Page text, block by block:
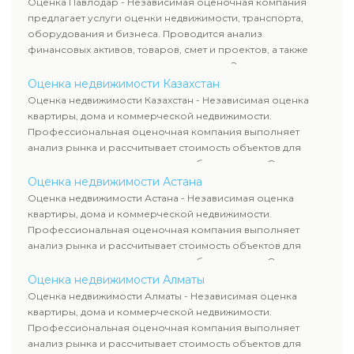
требованиям законодательства и используются для
сделок, кредитования и судебных процессов.
предлагает услуги оценки недвижимости, транспорта,
оборудования и бизнеса. Проводится анализ
финансовых активов, товаров, смет и проектов, а также
оценка животных и недропользования. Эксперты
определяют рыночную стоимость имущества и
рассчитывают ущерб. Все отчеты соответствуют
требованиям законодательства и используются для
сделок, кредитования и судебных процессов.
Оценка недвижимости Казахстан
Оценка недвижимости Казахстан - Независимая оценка
квартиры, дома и коммерческой недвижимости.
Профессиональная оценочная компания выполняет
анализ рынка и рассчитывает стоимость объектов для
продажи, ипотеки, аренды и судебных споров. Оценка
недвижимости включает современные методы и
гарантирует объективные результаты. Отчеты
используются для банков, судов и страховых компаний по
всему Казахстану.
Оценка недвижимости Астана
Оценка недвижимости Астана - Независимая оценка
квартиры, дома и коммерческой недвижимости.
Профессиональная оценочная компания выполняет
анализ рынка и рассчитывает стоимость объектов для
продажи, ипотеки, аренды и судебных споров. Оценка
недвижимости включает современные методы и
гарантирует объективные результаты. Отчеты
используются для банков, судов и страховых компаний по
всему Казахстану.
Оценка недвижимости Алматы
Оценка недвижимости Алматы - Независимая оценка
квартиры, дома и коммерческой недвижимости.
Профессиональная оценочная компания выполняет
анализ рынка и рассчитывает стоимость объектов для